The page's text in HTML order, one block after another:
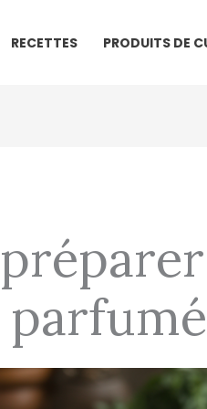
RECETTES PRODUITS DE